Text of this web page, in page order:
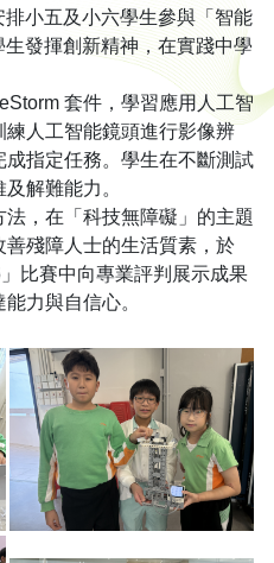
小五及小六學生參與「智能
發揮創新精神，在實踐中學
套件，學習應用人工智
人工智能鏡頭進行影像辨
指定任務。學生在不斷測試
解難能力。
，在「科技無障礙」的主題
殘障人士的生活質素，於
比賽中向專業評判展示成果
力與自信心。